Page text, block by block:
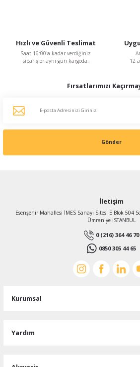
Hızlı ve Güvenli Teslimat
Saat 16:00'a kadar verdiğiniz
siparişler aynı gün kargoda.
12
Fırsatlarımızı
Gönder
İletişim
Esenşehir Mahallesi İMES Sanayi Sitesi E Blok 504
Ümraniye İSTANBUL
0 (216) 364 46 70
0850 305 44 65
Kurumsal
Yardım